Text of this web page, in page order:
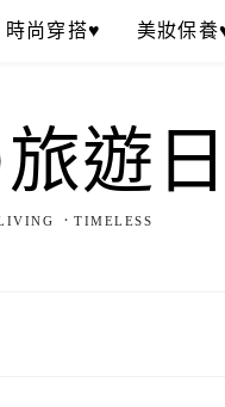
時尚穿搭♥ 美妝保養
遊
．TIMELESS